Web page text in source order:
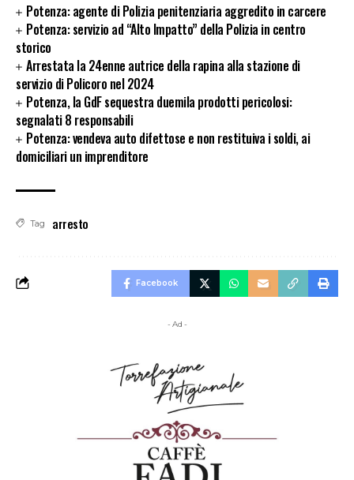
Potenza: agente di Polizia penitenziaria aggredito in carcere
Potenza: servizio ad “Alto Impatto” della Polizia in centro
storico
Arrestata la 24enne autrice della rapina alla stazione di
servizio di Policoro nel 2024
Potenza, la GdF sequestra duemila prodotti pericolosi:
segnalati 8 responsabili
Potenza: vendeva auto difettose e non restituiva i soldi, ai
domiciliari un imprenditore
Tag arresto
Facebook
- Ad -